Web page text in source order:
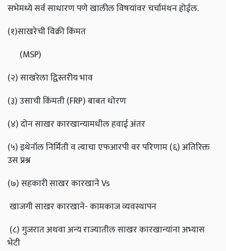
सभेमध्ये सर्व साधारण पणे खालील विषयांवर चर्चामंथन होईल.
(१)साखरेची विक्री किंमत
(MSP)
(२) साखरेला द्विस्तरीय भाव
(३) उसाची किंमती (FRP) बाबत धोरण
(४) दोन साखर कारखान्यामधील हवाई अंतर
(५) इथेनॉल निर्मिती व त्याचा एफआरपी वर परिणाम (६) अतिरिक्त
उस प्रश्न
(७) सहकारी साखर कारखाने Vs
खाजगी साखर कारखाने- कामकाज व्यवस्थापन
(८) गुजरात अथवा अन्य राज्यातील साखर कारखान्यांना अभ्यास
भेटी